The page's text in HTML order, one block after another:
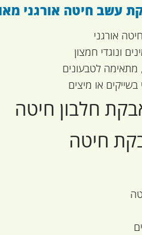
אורגני
ונוגדי חמצון
מתאימה לטבעונים
או מיצים
חיטה